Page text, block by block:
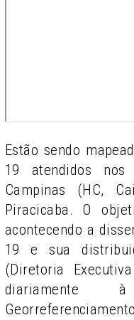
Estão sendo
19 atendidos
Campinas (HC,
Piracicaba. O
acontecendo a
19 e sua
(Diretoria
diariamente